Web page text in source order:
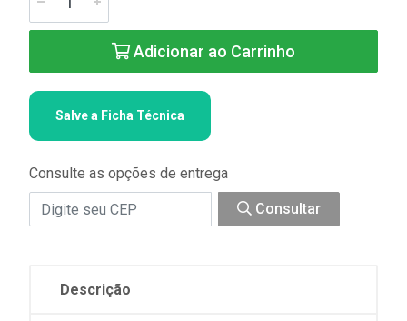
Adicionar ao Carrinho
Salve a Ficha Técnica
Consulte as opções de entrega
Consultar
Descrição